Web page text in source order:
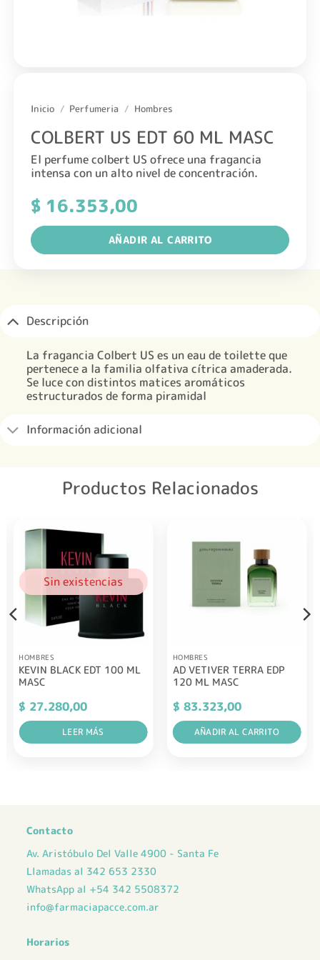
Inicio / Perfumeria / Hombres
COLBERT US EDT 60 ML MASC
El perfume colbert US ofrece una fragancia
intensa con un alto nivel de concentración.
$16.353,00
AÑADIR AL CARRITO
Descripción
La fragancia Colbert US es un eau de toilette que
pertenece a la familia olfativa cítrica amaderada.
Se luce con distintos matices aromáticos
estructurados de forma piramidal
Información adicional
Productos Relacionados
Sin existencias
HOMBRES
KEVIN BLACK EDT 100 ML
MASC
$ 27.280,00
LEER MÁS
HOMBRES
AD VETIVER TERRA EDP
120 ML MASC
$ 83.323,00
AÑADIR AL CARRITO
Contacto
Av. Aristóbulo Del Valle 4900 - Santa Fe
Llamadas al 342 653 2330
WhatsApp al +54 342 5508372
info@farmaciapacce.com.ar
Horarios